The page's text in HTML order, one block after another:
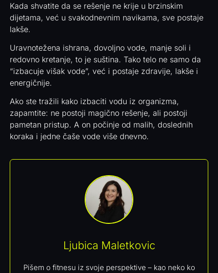
Kada shvatite da se rešenje ne krije u brzinskim
dijetama, već u svakodnevnim navikama, sve postaje
lakše.
Uravnotežena ishrana, dovoljno vode, manje soli i
redovno kretanje, to je suština. Tako telo ne samo da
“izbacuje višak vode”, već i postaje zdravije, lakše i
energičnije.
Ako ste tražili kako izbaciti vodu iz organizma,
zapamtite: ne postoji magično rešenje, ali postoji
pametan pristup. A on počinje od malih, doslednih
koraka i jedne čaše vode više dnevno.
Ljubica Maletkovic
Pišem o fitnesu iz svoje perspektive – kao neko ko